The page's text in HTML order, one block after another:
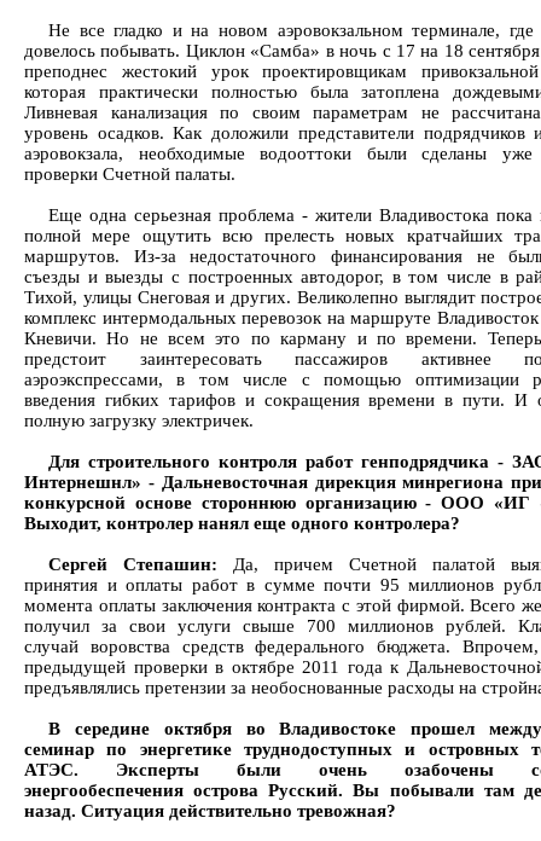
Не все гладко и на новом аэровокзальном терминале,
довелось побывать. Циклон «Самба» в ночь с 17 на 18 сентября
преподнес жестокий урок проектировщикам
которая практически полностью была затоплена
Ливневая канализация по своим параметрам не
уровень осадков. Как доложили представители подрядчиков
аэровокзала, необходимые водооттоки были сделаны
проверки Счетной палаты.
Еще одна серьезная проблема - жители Владивостока пока
полной мере ощутить всю прелесть новых кратчайших
маршрутов. Из-за недостаточного финансирования не
съезды и выезды с построенных автодорог, в том числе в
Тихой, улицы Снеговая и других. Великолепно выглядит
комплекс интермодальных перевозок на маршруте
Кневичи. Но не всем это по карману и по времени.
предстоит заинтересовать пассажиров активнее
аэроэкспрессами, в том числе с помощью оптимизации
введения гибких тарифов и сокращения времени в пути. И
полную загрузку электричек.
Для строительного контроля работ генподрядчика -
Интернешнл» - Дальневосточная дирекция минрегиона
конкурсной основе стороннюю организацию - ООО «ИГ
Выходит, контролер нанял еще одного контролера?
Сергей Степашин: Да, причем Счетной палатой
принятия и оплаты работ в сумме почти 95 миллионов
момента оплаты заключения контракта с этой фирмой. Всего
получил за свои услуги свыше 700 миллионов рублей.
случай воровства средств федерального бюджета.
предыдущей проверки в октябре 2011 года к
предъявлялись претензии за необоснованные расходы на
В середине октября во Владивостоке прошел
семинар по энергетике труднодоступных и островных
АТЭС. Эксперты были очень озабочены
энергообеспечения острова Русский. Вы побывали там
назад. Ситуация действительно тревожная?